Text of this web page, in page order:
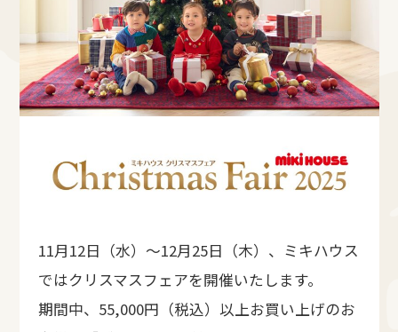
11月12日（水）～12月25日（木）、ミキハウス
ではクリスマスフェアを開催いたします。
期間中、55,000円（税込）以上お買い上げのお